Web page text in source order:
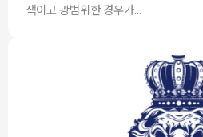
색이고 광범위한 경우가...